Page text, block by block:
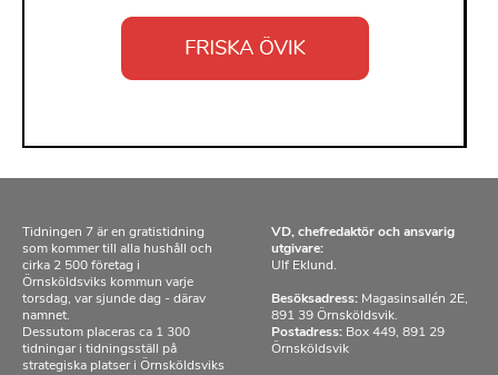
Tidningen 7 är en gratistidning
som kommer till alla hushåll och
cirka 2 500 företag i
Örnsköldsviks kommun varje
torsdag, var sjunde dag - därav
namnet.
Dessutom placeras ca 1 300
tidningar i tidningsställ på
strategiska platser i Örnsköldsviks
VD, chefredaktör och ansvarig
utgivare:
Ulf Eklund.
Besöksadress: Magasinsallén 2E,
891 39 Örnsköldsvik.
Postadress: Box 449, 891 29
Örnsköldsvik